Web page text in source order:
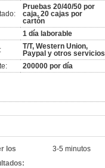
Pruebas 20/40/50 por
caja, 20 cajas por
cartón
1 día laborable
T/T, Western Union,
Paypal y otros servicios
200000 por día
los
3-5 minutos